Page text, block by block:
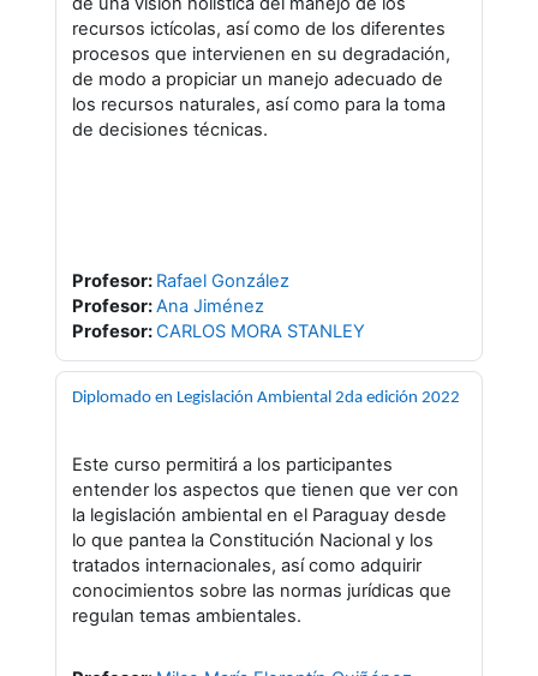
recursos ictícolas, así como de los diferentes
procesos que intervienen en su degradación,
de modo a propiciar un manejo adecuado de
los recursos naturales, así como para la toma
de decisiones técnicas.
Profesor: Rafael González
Profesor:Ana Jiménez
Profesor:CARLOS MORA STANLEY
Diplomado en Legislación Ambiental 2da edición 2022
Este curso permitirá a los participantes
entender los aspectos que tienen que ver con
la legislación ambiental en el Paraguay desde
lo que pantea la Constitución Nacional y los
tratados internacionales, así como adquirir
conocimientos sobre las normas jurídicas que
regulan temas ambientales.